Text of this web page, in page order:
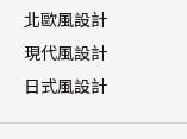
北歐風設計
現代風設計
日式風設計